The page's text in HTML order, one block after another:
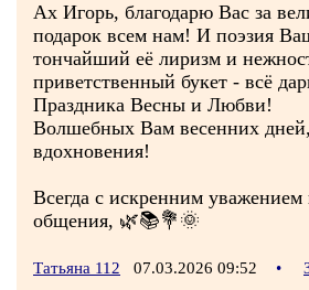
Ах Игорь, благодарю Вас за
подарок всем нам! И поэзия
тончайший её лиризм и
приветственный букет - всё
Праздника Весны и Любви!
Волшебных Вам весенних
вдохновения!
Всегда с искренним уважением
общения, 🌿📚💐🌞
Татьяна 112 07.03.2026 09:52 •